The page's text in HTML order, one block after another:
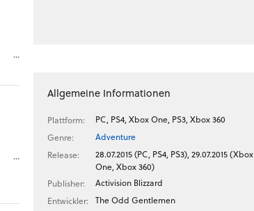
Allgemeine Informationen
Plattform:
PC, PS4, Xbox One, PS3, Xbox 360
Genre:
Adventure
Release:
28.07.2015 (PC, PS4, PS3), 29.07.2015 (Xbox
One, Xbox 360)
Publisher:
Activision Blizzard
Entwickler:
The Odd Gentlemen